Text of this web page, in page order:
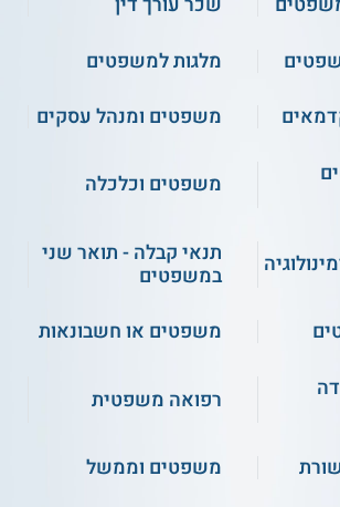
מלגות למשפטים
משפטים ומנהל עסקים
משפטים וכלכלה
תנאי קבלה - תואר שני
במשפטים
משפטים או חשבונאות
רפואה משפטית
משפטים וממשל